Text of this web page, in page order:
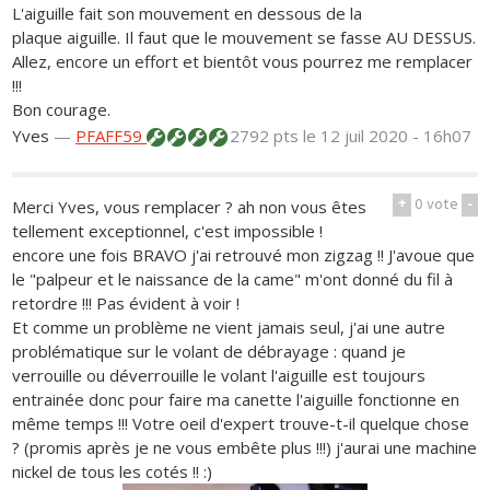
L'aiguille fait son mouvement en dessous de la
plaque aiguille. Il faut que le mouvement se fasse AU DESSUS.
Allez, encore un effort et bientôt vous pourrez me remplacer
!!!
Bon courage.
Yves — PFAFF59 2792 ptsle 12 juil 2020 - 16h07
+ 0vote -
Merci Yves, vous remplacer ? ah non vous êtes
tellement exceptionnel, c'est impossible !
encore une fois BRAVO j'ai retrouvé mon zigzag !! J'avoue que
le "palpeur et le naissance de la came" m'ont donné du fil à
retordre !!! Pas évident à voir !
Et comme un problème ne vient jamais seul, j'ai une autre
problématique sur le volant de débrayage : quand je
verrouille ou déverrouille le volant l'aiguille est toujours
entrainée donc pour faire ma canette l'aiguille fonctionne en
même temps !!! Votre oeil d'expert trouve-t-il quelque chose
? (promis après je ne vous embête plus !!!) j'aurai une machine
nickel de tous les cotés !! :)